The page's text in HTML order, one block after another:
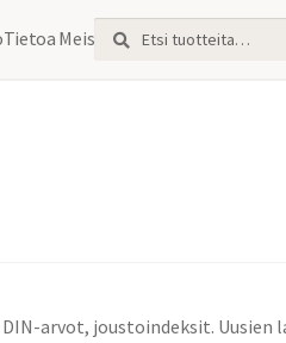
Tietoa MeistäEtsi:
Haku
arvot, joustoindeksit.